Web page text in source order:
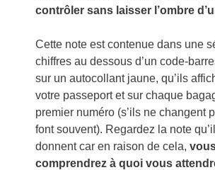
contrôler sans laisser l’ombre
Cette note est contenue dans une
chiffres au dessous d’un code-
sur un autocollant jaune, qu’ils
votre passeport et sur chaque
premier numéro (s’ils ne changent
font souvent). Regardez la note
donnent car en raison de cela,
comprendrez à quoi vous